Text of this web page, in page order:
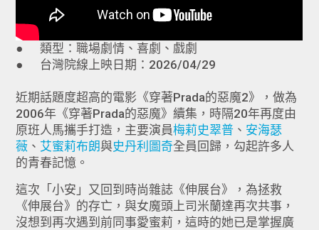
● 類型：職場劇情、喜劇、戲劇
● 台灣院線上映日期：2026/04/29
近期話題度超高的電影《穿著Prada的惡魔2》，做為
2006年《穿著Prada的惡魔》續集，時隔20年再度由
原班人馬攜手打造，主要演員梅莉史翠普 、 安海瑟
薇 、 艾蜜莉布朗與史丹利圖奇全員回歸，勾起許多人
的青春記憶。
這次「小安」又回到時尚雜誌《伸展台》，為拯救
《伸展台》的存亡，與女魔頭上司米蘭達再次共事，
沒想到再次遇到前同事愛蜜莉，這時的她已是掌握廣